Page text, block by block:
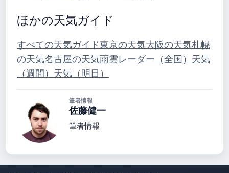
ほかの天気ガイド
すべての天気ガイド東京の天気大阪の天気札幌
の天気名古屋の天気雨雲レーダー（全国） 天気
（週間） 天気（明日）
筆者情報
佐藤健一
筆者情報